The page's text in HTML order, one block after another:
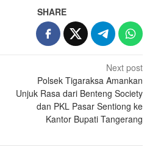
SHARE
Next post
Polsek Tigaraksa Amankan
Unjuk Rasa dari Benteng Society
dan PKL Pasar Sentiong ke
Kantor Bupati Tangerang